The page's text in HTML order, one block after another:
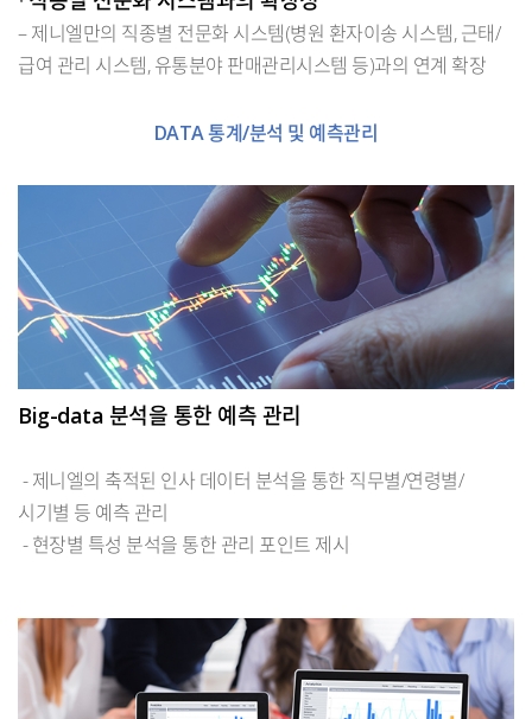
– 제니엘만의 직종별 전문화 시스템(병원 환자이송 시스템, 근태/
급여 관리 시스템, 유통분야 판매관리시스템 등)과의 연계 확장
DATA 통계/분석 및 예측관리
Big-data 분석을 통한 예측 관리
- 제니엘의 축적된 인사 데이터 분석을 통한 직무별/연령별/
시기별 등 예측 관리
- 현장별 특성 분석을 통한 관리 포인트 제시